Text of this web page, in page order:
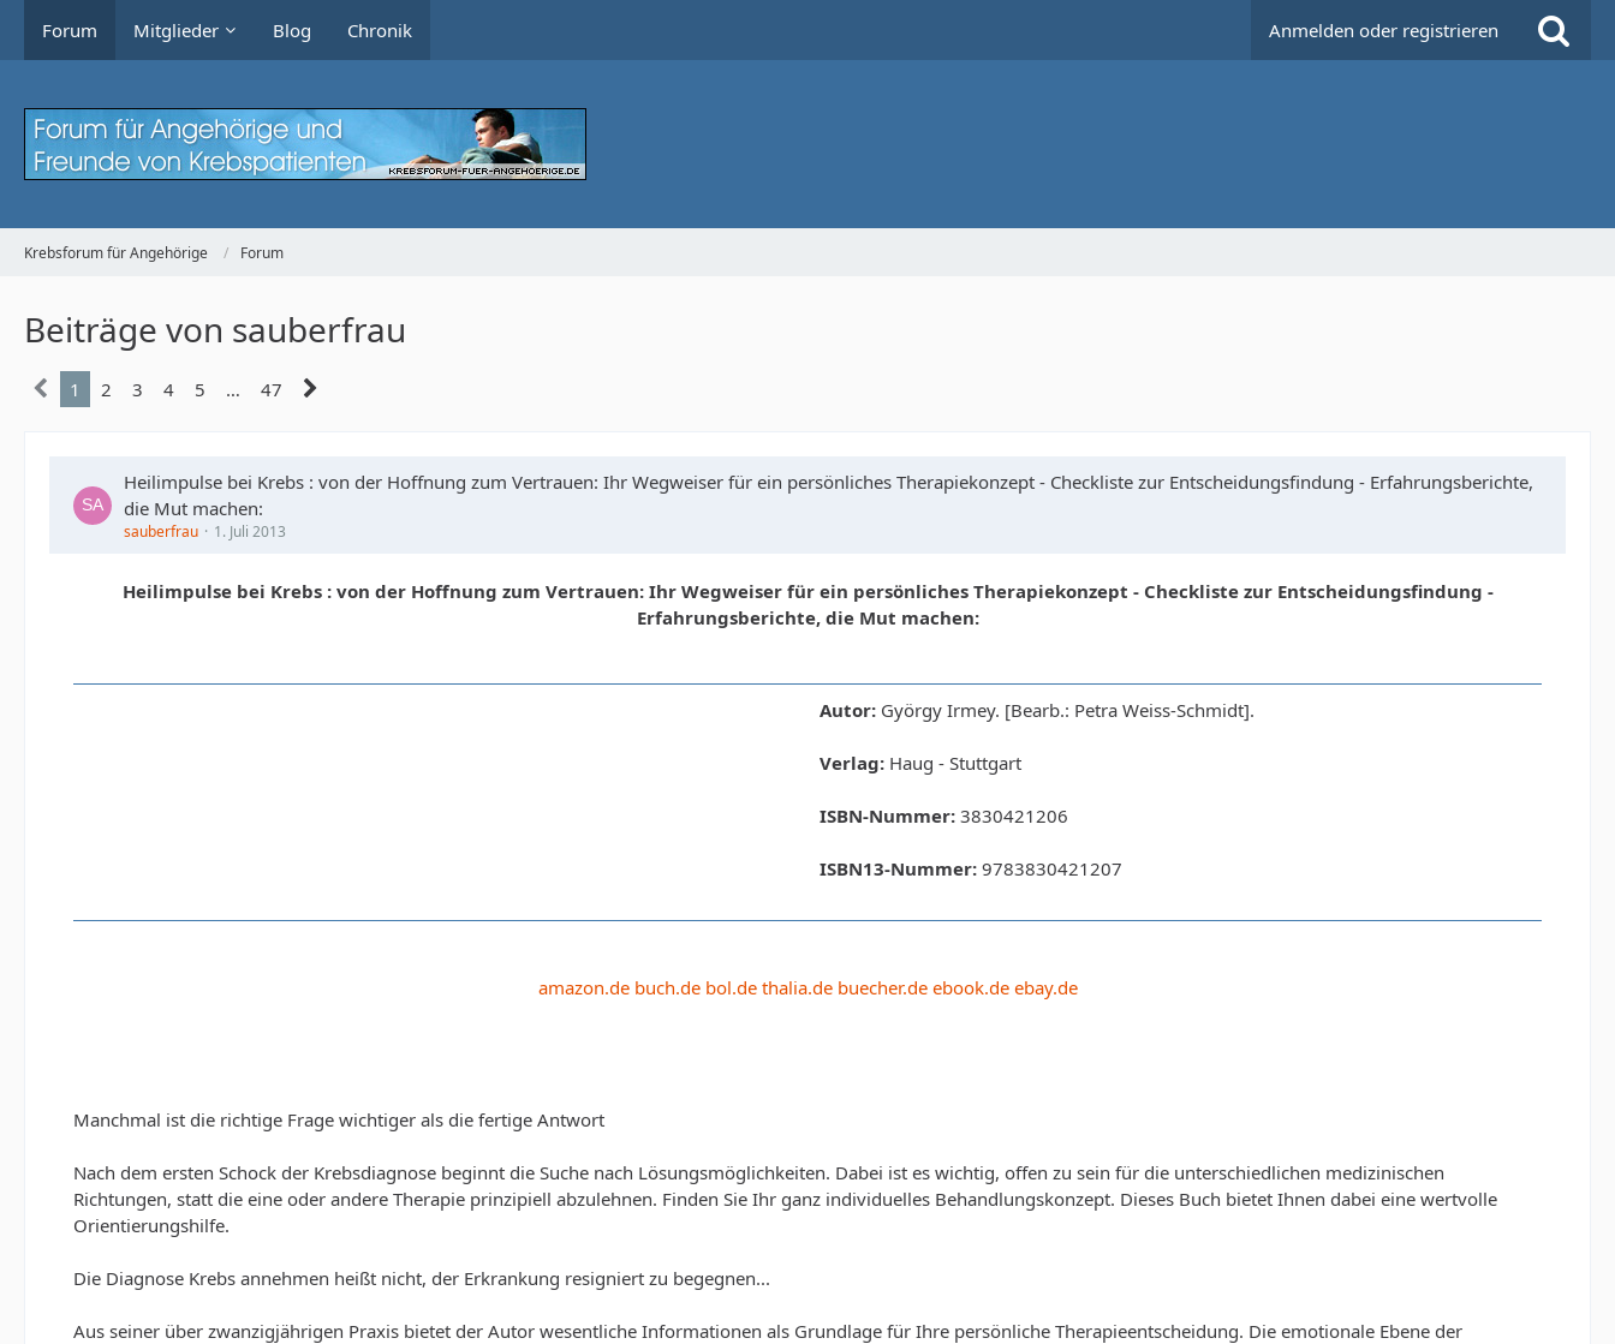
Forum Mitglieder Blog Chronik Anmelden oder registrieren
Krebsforum für Angehörige Forum
Beiträge von sauberfrau
1 2 3 4 5 … 47
Heilimpulse bei Krebs : von der Hoffnung zum Vertrauen: Ihr Wegweiser für ein persönliches Therapiekonzept - Checkliste zur Entscheidungsfindung - Erfahrungsberichte,
die Mut machen:
sauberfrau 1. Juli 2013
Heilimpulse bei Krebs : von der Hoffnung zum Vertrauen: Ihr Wegweiser für ein persönliches Therapiekonzept - Checkliste zur Entscheidungsfindung -
Erfahrungsberichte, die Mut machen:
Autor: György Irmey. [Bearb.: Petra Weiss-Schmidt].
Verlag: Haug - Stuttgart
ISBN-Nummer: 3830421206
ISBN13-Nummer: 9783830421207
amazon.de buch.de bol.de thalia.de buecher.de ebook.de ebay.de
Manchmal ist die richtige Frage wichtiger als die fertige Antwort
Nach dem ersten Schock der Krebsdiagnose beginnt die Suche nach Lösungsmöglichkeiten. Dabei ist es wichtig, offen zu sein für die unterschiedlichen medizinischen
Richtungen, statt die eine oder andere Therapie prinzipiell abzulehnen. Finden Sie Ihr ganz individuelles Behandlungskonzept. Dieses Buch bietet Ihnen dabei eine wertvolle
Orientierungshilfe.
Die Diagnose Krebs annehmen heißt nicht, der Erkrankung resigniert zu begegnen...
Aus seiner über zwanzigjährigen Praxis bietet der Autor wesentliche Informationen als Grundlage für Ihre persönliche Therapieentscheidung. Die emotionale Ebene der